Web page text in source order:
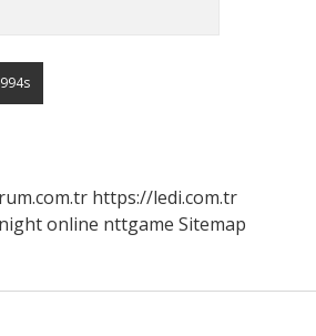
https://ledi.com.tr
online nttgame Sitemap